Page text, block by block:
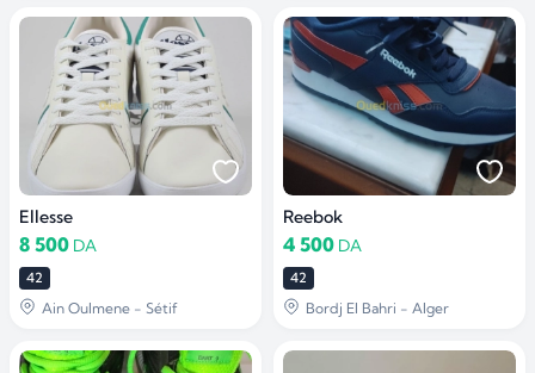
Ellesse
8 500 DA
42
Ain Oulmene - Sétif
Reebok
4 500 DA
42
Bordj El Bahri - Alger